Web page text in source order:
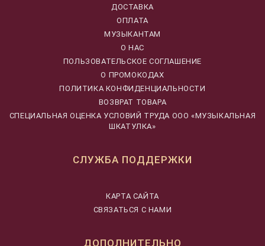
ДОСТАВКА
ОПЛАТА
МУЗЫКАНТАМ
О НАС
ПОЛЬЗОВАТЕЛЬСКОЕ СОГЛАШЕНИЕ
О ПРОМОКОДАХ
ПОЛИТИКА КОНФИДЕНЦИАЛЬНОСТИ
ВОЗВРАТ ТОВАРА
CПЕЦИАЛЬНАЯ ОЦЕНКА УСЛОВИЙ ТРУДА ООО «МУЗЫКАЛЬНАЯ
ШКАТУЛКА»
СЛУЖБА ПОДДЕРЖКИ
КАРТА САЙТА
СВЯЗАТЬСЯ С НАМИ
ДОПОЛНИТЕЛЬНО